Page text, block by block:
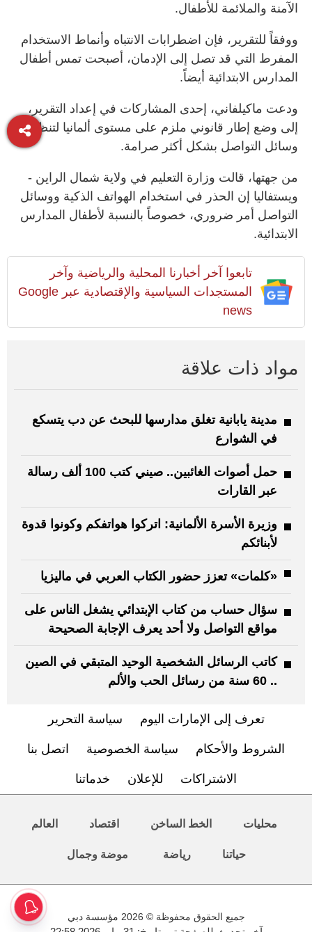
الآمنة والملائمة للأطفال.
ووفقاً للتقرير، فإن اضطرابات الانتباه وأنماط الاستخدام
المفرط التي قد تصل إلى الإدمان، أصبحت تمس أطفال
المدارس الابتدائية أيضاً.
ودعت ماكيلفاني، إحدى المشاركات في إعداد التقرير،
إلى وضع إطار قانوني ملزم على مستوى ألمانيا لتنظيم
وسائل التواصل بشكل أكثر صرامة.
من جهتها، قالت وزارة التعليم في ولاية شمال الراين -
ويستفاليا إن الحذر في استخدام الهواتف الذكية ووسائل
التواصل أمر ضروري، خصوصاً بالنسبة لأطفال المدارس
الابتدائية.
تابعوا آخر أخبارنا المحلية والرياضية وآخر
المستجدات السياسية والإقتصادية عبر Google
news
مواد ذات علاقة
مدينة يابانية تغلق مدارسها للبحث عن دب يتسكع
في الشوارع
حمل أصوات الغائبين.. صيني كتب 100 ألف رسالة
عبر القارات
وزيرة الأسرة الألمانية: اتركوا هواتفكم وكونوا قدوة
لأبنائكم
«كلمات» تعزز حضور الكتاب العربي في ماليزيا
سؤال حساب من كتاب الإبتدائي يشغل الناس على
مواقع التواصل ولا أحد يعرف الإجابة الصحيحة
كاتب الرسائل الشخصية الوحيد المتبقي في الصين
.. 60 سنة من رسائل الحب والألم
تعرف إلى الإمارات اليوم سياسة التحرير
الشروط والأحكام سياسة الخصوصية اتصل بنا
الاشتراكات للإعلان خدماتنا
محليات الخط الساخن اقتصاد العالم
حياتنا رياضة موضة وجمال
جميع الحقوق محفوظة © 2026 مؤسسة دبي